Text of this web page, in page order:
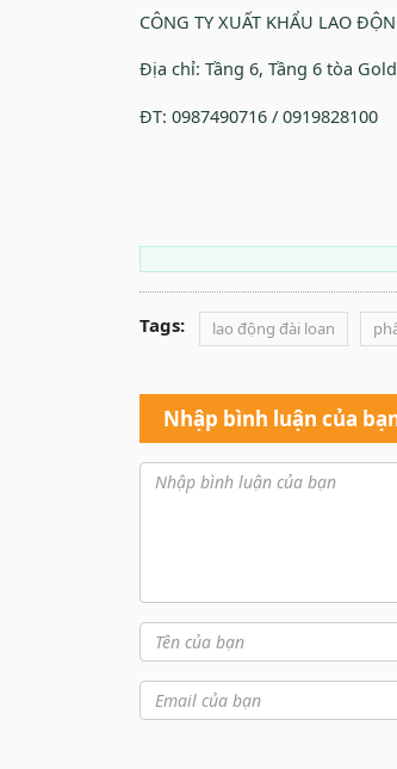
CÔNG TY XUẤT KHẨU LAO
Địa chỉ: Tầng 6, Tầng 6 tòa
ĐT: 0987490716 / 0919828100
Tags: lao động đài loan
Nhập bình luận của